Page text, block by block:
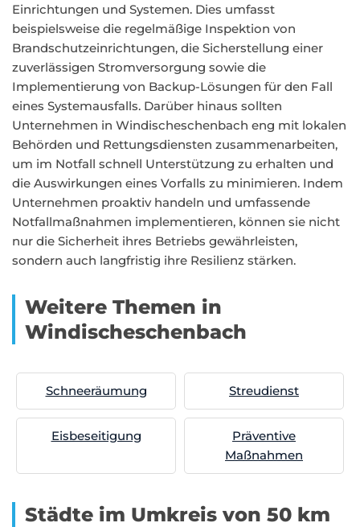
Einrichtungen und Systemen. Dies umfasst
beispielsweise die regelmäßige Inspektion von
Brandschutzeinrichtungen, die Sicherstellung einer
zuverlässigen Stromversorgung sowie die
Implementierung von Backup-Lösungen für den Fall
eines Systemausfalls. Darüber hinaus sollten
Unternehmen in Windischeschenbach eng mit lokalen
Behörden und Rettungsdiensten zusammenarbeiten,
um im Notfall schnell Unterstützung zu erhalten und
die Auswirkungen eines Vorfalls zu minimieren. Indem
Unternehmen proaktiv handeln und umfassende
Notfallmaßnahmen implementieren, können sie nicht
nur die Sicherheit ihres Betriebs gewährleisten,
sondern auch langfristig ihre Resilienz stärken.
Weitere Themen in
Windischeschenbach
Schneeräumung Streudienst
Eisbeseitigung
Präventive
Maßnahmen
Städte im Umkreis von 50 km